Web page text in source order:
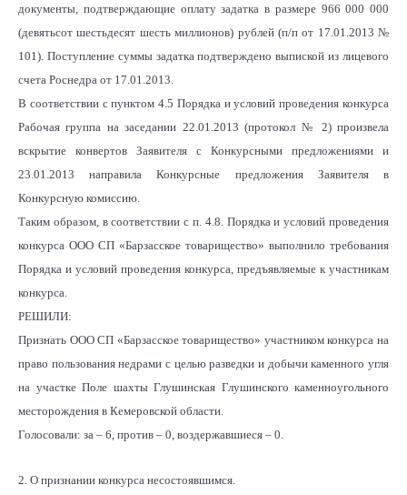
документы, подтверждающие оплату задатка в размере 966 000 000
(девятьсот шестьдесят шесть миллионов) рублей (п/п от 17.01.2013 №
101). Поступление суммы задатка подтверждено выпиской из лицевого
счета Роснедра от 17.01.2013.
В соответствии с пунктом 4.5 Порядка и условий проведения конкурса
Рабочая группа на заседании 22.01.2013 (протокол № 2) произвела
вскрытие конвертов Заявителя с Конкурсными предложениями и
23.01.2013 направила Конкурсные предложения Заявителя в
Конкурсную комиссию.
Таким образом, в соответствии с п. 4.8. Порядка и условий проведения
конкурса ООО СП «Барзасское товарищество» выполнило требования
Порядка и условий проведения конкурса, предъявляемые к участникам
конкурса.
РЕШИЛИ:
Признать ООО СП «Барзасское товарищество» участником конкурса на
право пользования недрами с целью разведки и добычи каменного угля
на участке Поле шахты Глушинская Глушинского каменноугольного
месторождения в Кемеровской области.
Голосовали: за – 6, против – 0, воздержавшиеся – 0.
2. О признании конкурса несостоявшимся.